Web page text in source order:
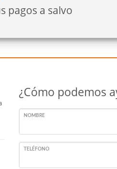
pagos a salvo
¿Cómo podemos
NOMBRE
TELÉFONO